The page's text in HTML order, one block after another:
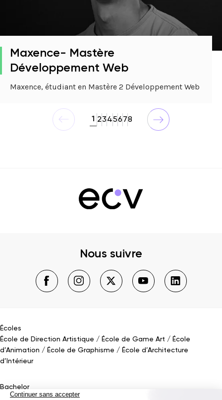
Maxence- Mastère
Développement Web
Maxence, étudiant en Mastère 2 Développement Web
1 2345678
Nous suivre
Écoles
École de Direction Artistique
École de Game Art
École
d’Animation
École de Graphisme
École d’Architecture
d’Intérieur
Bachelor
Bachelor Design Graphique